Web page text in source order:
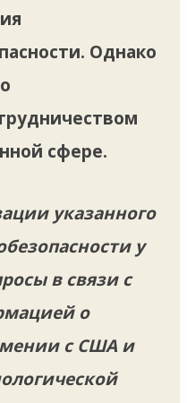
Однако
сфере.
указанного
у
в связи с
о
с США и